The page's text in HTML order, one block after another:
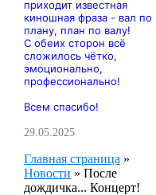
приходит известная
киношная фраза - вал по
плану, план по валу!
С обеих сторон всё
сложилось чётко,
эмоционально,
профессионально!
Всем спасибо!
29.05.2025
Главная страница »
Новости » После
дождичка... Концерт!